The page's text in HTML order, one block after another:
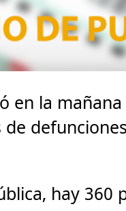
en la
hay 360